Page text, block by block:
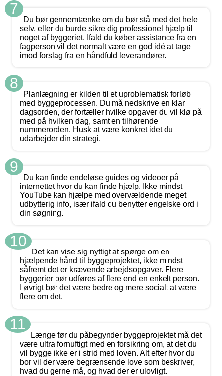
7
Du bør gennemtænke om du bør stå med det hele
selv, eller du burde sikre dig professionel hjælp til
noget af byggeriet. Ifald du køber assistance fra en
fagperson vil det normalt være en god idé at tage
imod forslag fra en håndfuld leverandører.
8
Planlægning er kilden til et uproblematisk forløb
med byggeprocessen. Du må nedskrive en klar
dagsorden, der fortæller hvilke opgaver du vil klø på
med på hvilken dag, samt en tilhørende
nummerorden. Husk at være konkret idet du
udarbejder din strategi.
9
Du kan finde endeløse guides og videoer på
internettet hvor du kan finde hjælp. Ikke mindst
YouTube kan hjælpe med overvældende meget
udbytterig info, især ifald du benytter engelske ord i
din søgning.
10
Det kan vise sig nyttigt at spørge om en
hjælpende hånd til byggeprojektet, ikke mindst
såfremt det er krævende arbejdsopgaver. Flere
byggerier bør udføres af flere end en enkelt person.
I øvrigt bør det være bedre og mere socialt at være
flere om det.
11
Længe før du påbegynder byggeprojektet må det
være ultra fornuftigt med en forsikring om, at det du
vil bygge ikke er i strid med loven. Alt efter hvor du
bor vil der være begrænsende love som beskriver,
hvad du gerne må, og hvad der er ulovligt.